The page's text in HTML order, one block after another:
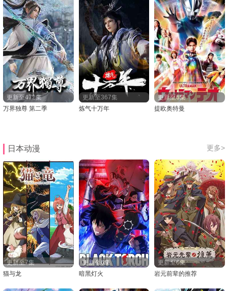
更新至472集
万界独尊 第二季
更新至367集
炼气十万年
更新至6集
提欧奥特曼
日本动漫 更多>
更新至7集
猫与龙
更新至6集
暗黑灯火
更新至6集
岩元前辈的推荐